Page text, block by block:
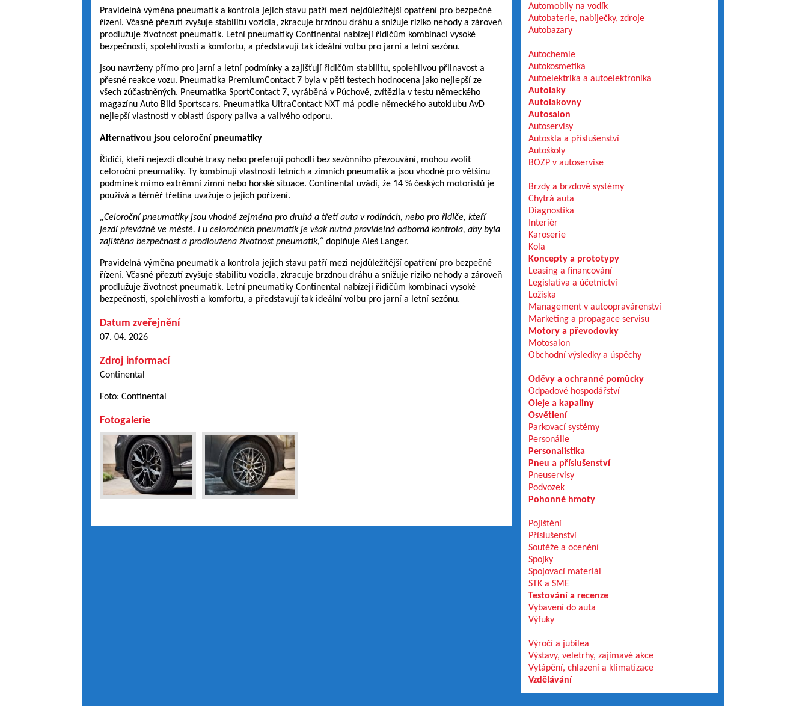
Pravidelná výměna pneumatik a kontrola jejich stavu patří mezi nejdůležitější opatření pro bezpečné
řízení. Včasné přezutí zvyšuje stabilitu vozidla, zkracuje brzdnou dráhu a snižuje riziko nehody a zároveň
prodlužuje životnost pneumatik. Letní pneumatiky Continental nabízejí řidičům kombinaci vysoké
bezpečnosti, spolehlivosti a komfortu, a představují tak ideální volbu pro jarní a letní sezónu.
jsou navrženy přímo pro jarní a letní podmínky a zajišťují řidičům stabilitu, spolehlivou přilnavost a
přesné reakce vozu. Pneumatika PremiumContact 7 byla v pěti testech hodnocena jako nejlepší ze
všech zúčastněných. Pneumatika SportContact 7, vyráběná v Púchově, zvítězila v testu německého
magazínu Auto Bild Sportscars. Pneumatika UltraContact NXT má podle německého autoklubu AvD
nejlepší vlastnosti v oblasti úspory paliva a valivého odporu.
Alternativou jsou celoroční pneumatiky
Řidiči, kteří nejezdí dlouhé trasy nebo preferují pohodlí bez sezónního přezouvání, mohou zvolit
celoroční pneumatiky. Ty kombinují vlastnosti letních a zimních pneumatik a jsou vhodné pro většinu
podmínek mimo extrémní zimní nebo horské situace. Continental uvádí, že 14 % českých motoristů je
používá a téměř třetina uvažuje o jejich pořízení.
„Celoroční pneumatiky jsou vhodné zejména pro druhá a třetí auta v rodinách, nebo pro řidiče, kteří
jezdí převážně ve městě. I u celoročních pneumatik je však nutná pravidelná odborná kontrola, aby byla
zajištěna bezpečnost a prodloužena životnost pneumatik,“ doplňuje Aleš Langer.
Pravidelná výměna pneumatik a kontrola jejich stavu patří mezi nejdůležitější opatření pro bezpečné
řízení. Včasné přezutí zvyšuje stabilitu vozidla, zkracuje brzdnou dráhu a snižuje riziko nehody a zároveň
prodlužuje životnost pneumatik. Letní pneumatiky Continental nabízejí řidičům kombinaci vysoké
bezpečnosti, spolehlivosti a komfortu, a představují tak ideální volbu pro jarní a letní sezónu.
Datum zveřejnění
07. 04. 2026
Zdroj informací
Continental
Foto: Continental
Fotogalerie
Automobily na vodík
Autobaterie, nabíječky, zdroje
Autobazary
Autochemie
Autokosmetika
Autoelektrika a autoelektronika
Autolaky
Autolakovny
Autosalon
Autoservisy
Autoskla a příslušenství
Autoškoly
BOZP v autoservise
Brzdy a brzdové systémy
Chytrá auta
Diagnostika
Interiér
Karoserie
Kola
Koncepty a prototypy
Leasing a financování
Legislativa a účetnictví
Ložiska
Management v autoopravárenství
Marketing a propagace servisu
Motory a převodovky
Motosalon
Obchodní výsledky a úspěchy
Oděvy a ochranné pomůcky
Odpadové hospodářství
Oleje a kapaliny
Osvětlení
Parkovací systémy
Personálie
Personalistika
Pneu a příslušenství
Pneuservisy
Podvozek
Pohonné hmoty
Pojištění
Příslušenství
Soutěže a ocenění
Spojky
Spojovací materiál
STK a SME
Testování a recenze
Vybavení do auta
Výfuky
Výročí a jubilea
Výstavy, veletrhy, zajímavé akce
Vytápění, chlazení a klimatizace
Vzdělávání